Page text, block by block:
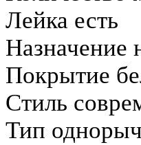
Лейка есть
Назначение
Покрытие
Стиль
Тип